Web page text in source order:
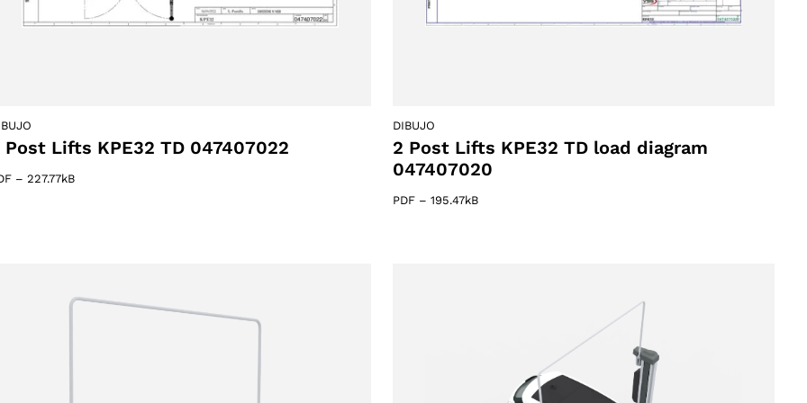
Post Lifts KPE32 TD 047407022
– 227.77kB
DIBUJO
2 Post Lifts KPE32 TD load diagram
047407020
PDF – 195.47kB